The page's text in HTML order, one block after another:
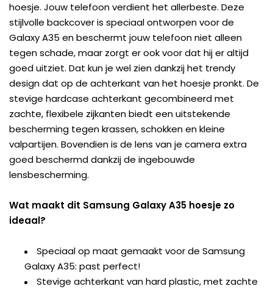
hoesje. Jouw telefoon verdient het allerbeste. Deze
stijlvolle backcover is speciaal ontworpen voor de
Galaxy A35 en beschermt jouw telefoon niet alleen
tegen schade, maar zorgt er ook voor dat hij er altijd
goed uitziet. Dat kun je wel zien dankzij het trendy
design dat op de achterkant van het hoesje pronkt. De
stevige hardcase achterkant gecombineerd met
zachte, flexibele zijkanten biedt een uitstekende
bescherming tegen krassen, schokken en kleine
valpartijen. Bovendien is de lens van je camera extra
goed beschermd dankzij de ingebouwde
lensbescherming.
Wat maakt dit Samsung Galaxy A35 hoesje zo
ideaal?
Speciaal op maat gemaakt voor de Samsung
Galaxy A35: past perfect!
Stevige achterkant van hard plastic, met zachte